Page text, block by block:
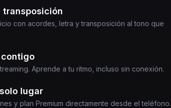
transposición
con acordes, letra y transposición al tono que
contigo
Aprende a tu ritmo, incluso sin conexión.
lugar
y plan Premium directamente desde el teléfono.